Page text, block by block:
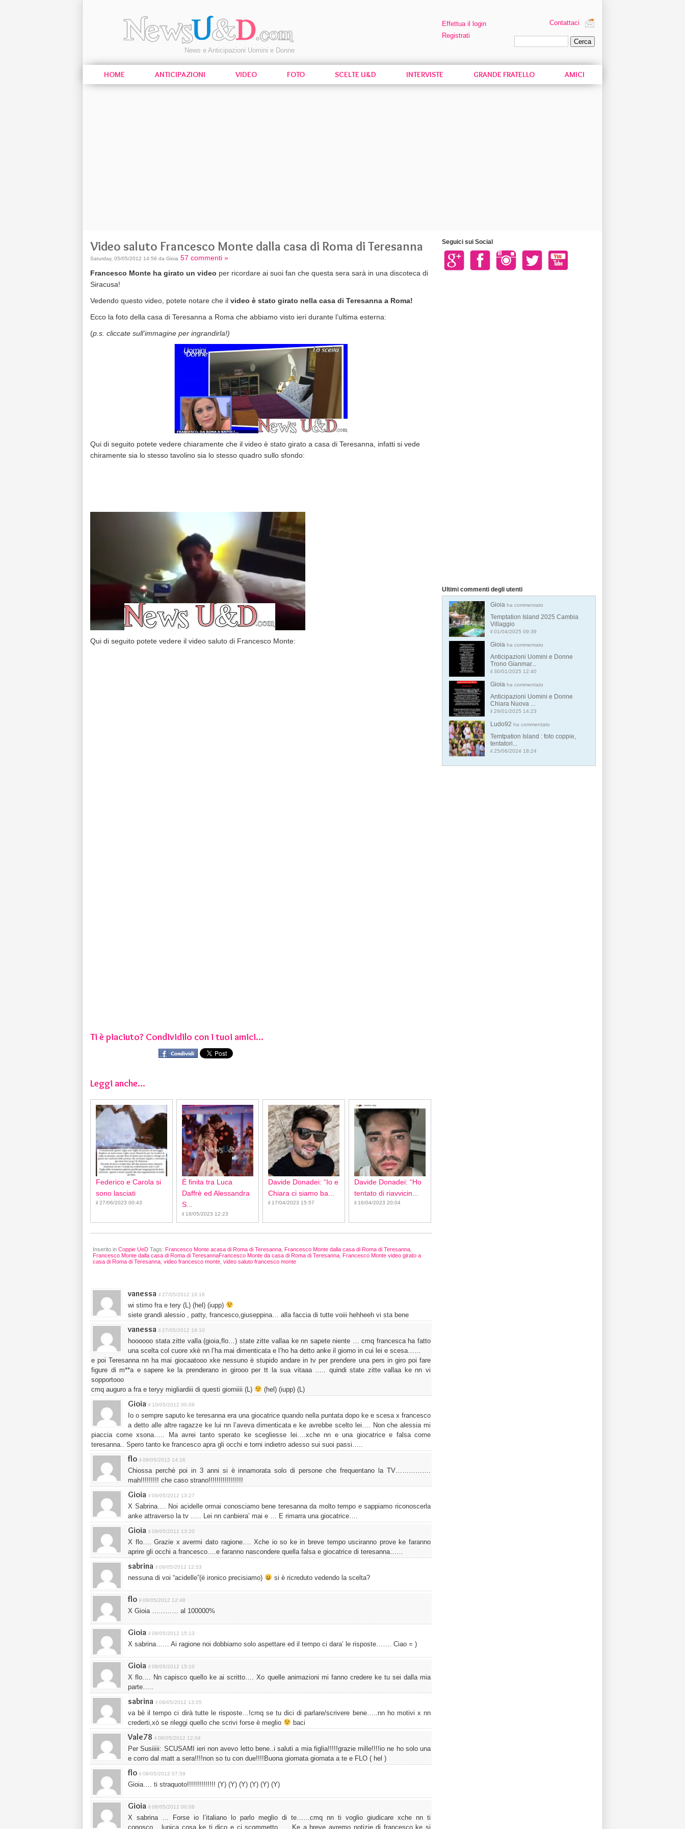
News e Anticipazioni Uomini e Donne
Effettua il login
Registrati
Contattaci
HOME ANTICIPAZIONI VIDEO FOTO SCELTE U&D INTERVISTE GRANDE FRATELLO AMICI
Video saluto Francesco Monte dalla casa di Roma di Teresanna
Saturday, 05/05/2012 14:56 da Gioia 57 commenti »
Francesco Monte ha girato un video per ricordare ai suoi fan che questa sera sarà in una discoteca di
Siracusa!
Vedendo questo video, potete notare che il video è stato girato nella casa di Teresanna a Roma!
Ecco la foto della casa di Teresanna a Roma che abbiamo visto ieri durante l’ultima esterna:
(p.s. cliccate sull’immagine per ingrandirla!)
Qui di seguito potete vedere chiaramente che il video è stato girato a casa di Teresanna, infatti si vede
chiramente sia lo stesso tavolino sia lo stesso quadro sullo sfondo:
Qui di seguito potete vedere il video saluto di Francesco Monte:
Ti è piaciuto? Condividilo con i tuoi amici...
Leggi anche...
Federico e Carola si
sono lasciati
il 27/06/2023 00:43
È finita tra Luca
Daffrè ed Alessandra
S...
il 18/05/2023 12:23
Davide Donadei: “Io e
Chiara ci siamo ba...
il 17/04/2023 15:57
Davide Donadei: “Ho
tentato di riavvicin...
il 16/04/2023 20:04
Inserito in Coppie UeD Tags: Francesco Monte acasa di Roma di Teresanna Francesco Monte dalla casa di Roma di Teresanna
Francesco Monte dalla casa di Roma di TeresannaFrancesco Monte da casa di Roma di Teresanna Francesco Monte video girato a
casa di Roma di Teresanna video francesco monte video saluto francesco monte
vanessa il 27/05/2012 19:16
wi stimo fra e tery (L) (hel) (iupp)
siete grandi alessio , patty, francesco,giuseppina… alla faccia di tutte voiii hehheeh vi sta bene
vanessa il 27/05/2012 19:10
hoooooo stata zitte valla (gioia,flo…) state zitte vallaa ke nn sapete niente … cmq francesca ha fatto
una scelta col cuore xkè nn l’ha mai dimenticata e l’ho ha detto anke il giorno in cui lei e scesa……
e poi Teresanna nn ha mai giocaatooo xke nessuno è stupido andare in tv per prendere una pers in giro poi fare
figure di m**a e sapere ke la prenderano in girooo per tt la sua vitaaa ….. quindi state zitte vallaa ke nn vi
sopportooo
cmq auguro a fra e teryy migliardiii di questi giorniiii (L)
(hel) (iupp) (L)
Gioia il 10/05/2012 00:08
Io o sempre saputo ke teresanna era una giocatrice quando nella puntata dopo ke e scesa x francesco
a detto alle altre ragazze ke lui nn l’aveva dimenticata e ke avrebbe scelto lei…. Non che alessia mi
piaccia come xsona….. Ma avrei tanto sperato ke scegliesse lei….xche nn e una giocatrice e falsa come
teresanna.. Spero tanto ke francesco apra gli occhi e torni indietro adesso sui suoi passi…..
flo il 09/05/2012 14:16
Chiossa perchè poi in 3 anni si è innamorata solo di persone che frequentano la TV…………….
mah!!!!!!!!! che caso strano!!!!!!!!!!!!!!!!!
Gioia il 09/05/2012 13:27
X Sabrina…. Noi acidelle ormai conosciamo bene teresanna da molto tempo e sappiamo riconoscerla
anke attraverso la tv ….. Lei nn canbiera’ mai e … E rimarra una giocatrice….
Gioia il 09/05/2012 13:20
X flo…. Grazie x avermi dato ragione…. Xche io so ke in breve tempo usciranno prove ke faranno
aprire gli occhi a francesco….e faranno nascondere quella falsa e giocatrice di teresanna……
sabrina il 09/05/2012 12:53
nessuna di voi “acidelle”(è ironico precisiamo) si è ricreduto vedendo la scelta?
flo il 09/05/2012 12:48
X Gioia ………… al 100000%
Gioia il 08/05/2012 15:13
X sabrina…… Ai ragione noi dobbiamo solo aspettare ed il tempo ci dara’ le risposte……. Ciao = )
Gioia il 08/05/2012 15:10
X flo…. Nn capisco quello ke ai scritto…. Xo quelle animazioni mi fanno credere ke tu sei dalla mia
parte…..
sabrina il 08/05/2012 13:05
va bè il tempo ci dirà tutte le risposte…!cmq se tu dici di parlare/scrivere bene…..nn ho motivi x nn
crederti,xò se rileggi quello che scrivi forse è meglio
baci
Vale78 il 08/05/2012 12:04
Per Susiiiii: SCUSAMI ieri non avevo letto bene..i saluti a mia figlia!!!!!grazie mille!!!!io ne ho solo una
e corro dal matt a sera!!!!non so tu con due!!!!Buona giornata giornata a te e FLO ( hel )
flo il 08/05/2012 07:59
Gioia…. ti straquoto!!!!!!!!!!!!!! (Y) (Y) (Y) (Y) (Y) (Y)
Gioia il 08/05/2012 00:08
X sabrina … Forse io l’italiano lo parlo meglio di te……cmq nn ti voglio giudicare xche nn ti
conosco….lunica cosa ke ti dico e ci scommetto …. Ke a breve avremo notizie di francesco ke si
Seguici sui Social
Ultimi commenti degli utenti
Gioia ha commentato
Temptation Island 2025 Cambia
Villaggio
il 01/04/2025 09:39
Gioia ha commentato
Anticipazioni Uomini e Donne
Trono Gianmar...
il 30/01/2025 12:40
Gioia ha commentato
Anticipazioni Uomini e Donne
Chiara Nuova ...
il 29/01/2025 14:23
Ludo92 ha commentato
Temtpation Island : foto coppie,
tentatori...
il 25/06/2024 18:24